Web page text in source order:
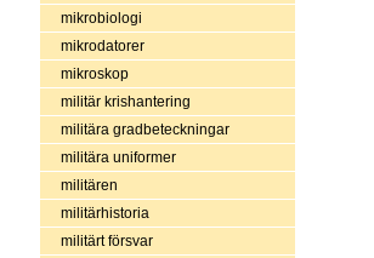
mikrobiologi
mikrodatorer
mikroskop
militär krishantering
militära gradbeteckningar
militära uniformer
militären
militärhistoria
militärt försvar